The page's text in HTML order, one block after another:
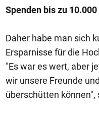
Spenden bis zu
Daher habe man sich
Ersparnisse für die
"Es war es wert, aber
wir unsere Freunde
überschütten